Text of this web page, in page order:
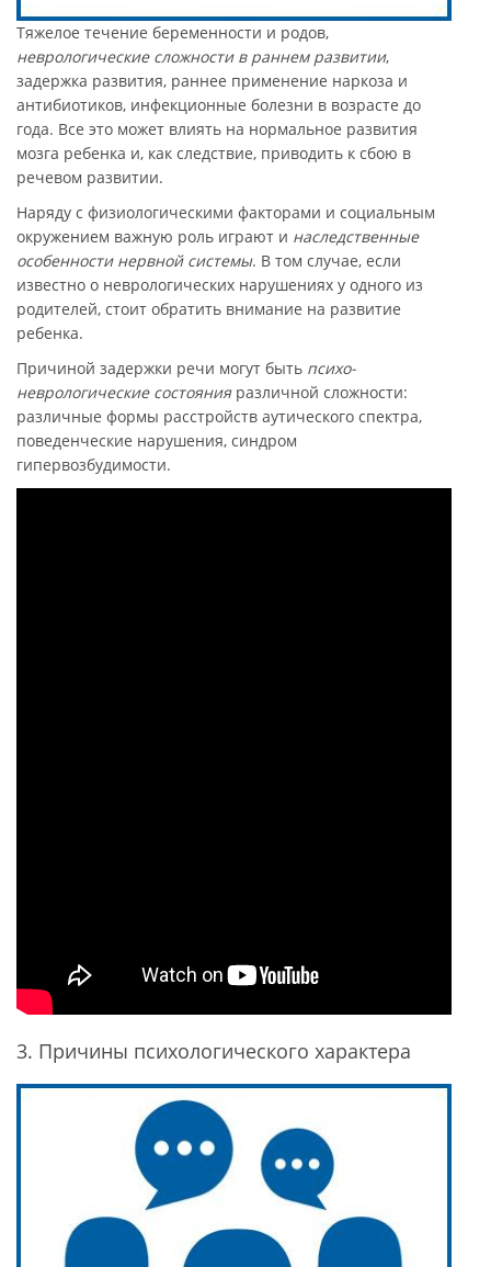
Тяжелое течение беременности и родов,
неврологические сложности в раннем развитии,
задержка развития, раннее применение наркоза и
антибиотиков, инфекционные болезни в возрасте до
года. Все это может влиять на нормальное развития
мозга ребенка и, как следствие, приводить к сбою в
речевом развитии.
Наряду с физиологическими факторами и социальным
окружением важную роль играют и наследственные
особенности нервной системы. В том случае, если
известно о неврологических нарушениях у одного из
родителей, стоит обратить внимание на развитие
ребенка.
Причиной задержки речи могут быть психо-
неврологические состоянияразличной сложности:
различные формы расстройств аутического спектра,
поведенческие нарушения, синдром
гипервозбудимости.
3. Причины психологического характера